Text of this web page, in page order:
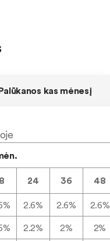
kas mėnesį
24 36 48
2.6% 2.6% 2.6%
2.2% 2% 2%